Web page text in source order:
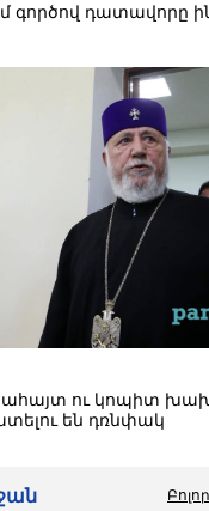
գործով դատավորը
ու կոպիտ
են դռնփակ